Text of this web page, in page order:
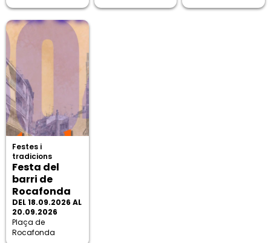
Festes i
tradicions
Festa del
barri de
Rocafonda
DEL 18.09.2026 AL
20.09.2026
Plaça de
Rocafonda